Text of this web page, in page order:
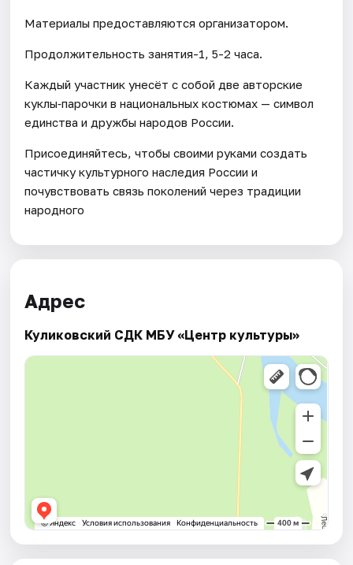
Материалы предоставляются организатором.
Продолжительность занятия-1, 5-2 часа.
Каждый участник унесёт с собой две авторские
куклы‑парочки в национальных костюмах — символ
единства и дружбы народов России.
Присоединяйтесь, чтобы своими руками создать
частичку культурного наследия России и
почувствовать связь поколений через традиции
народного
Адрес
Куликовский СДК МБУ «Центр культуры»